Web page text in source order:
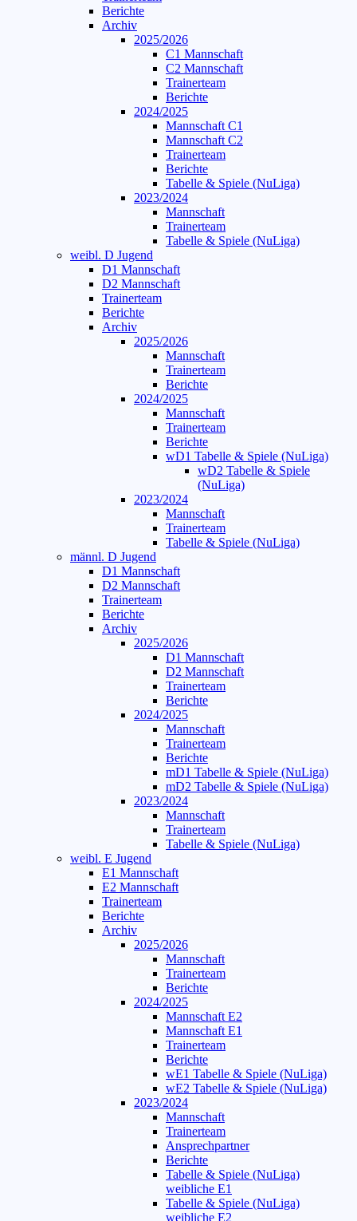
Berichte
Archiv
2025/2026
C1 Mannschaft
C2 Mannschaft
Trainerteam
Berichte
2024/2025
Mannschaft C1
Mannschaft C2
Trainerteam
Berichte
Tabelle & Spiele (NuLiga)
2023/2024
Mannschaft
Trainerteam
Tabelle & Spiele (NuLiga)
weibl. D Jugend
D1 Mannschaft
D2 Mannschaft
Trainerteam
Berichte
Archiv
2025/2026
Mannschaft
Trainerteam
Berichte
2024/2025
Mannschaft
Trainerteam
Berichte
wD1 Tabelle & Spiele (NuLiga)
wD2 Tabelle & Spiele
(NuLiga)
2023/2024
Mannschaft
Trainerteam
Tabelle & Spiele (NuLiga)
männl. D Jugend
D1 Mannschaft
D2 Mannschaft
Trainerteam
Berichte
Archiv
2025/2026
D1 Mannschaft
D2 Mannschaft
Trainerteam
Berichte
2024/2025
Mannschaft
Trainerteam
Berichte
mD1 Tabelle & Spiele (NuLiga)
mD2 Tabelle & Spiele (NuLiga)
2023/2024
Mannschaft
Trainerteam
Tabelle & Spiele (NuLiga)
weibl. E Jugend
E1 Mannschaft
E2 Mannschaft
Trainerteam
Berichte
Archiv
2025/2026
Mannschaft
Trainerteam
Berichte
2024/2025
Mannschaft E2
Mannschaft E1
Trainerteam
Berichte
wE1 Tabelle & Spiele (NuLiga)
wE2 Tabelle & Spiele (NuLiga)
2023/2024
Mannschaft
Trainerteam
Ansprechpartner
Berichte
Tabelle & Spiele (NuLiga)
weibliche E1
Tabelle & Spiele (NuLiga)
weibliche E2